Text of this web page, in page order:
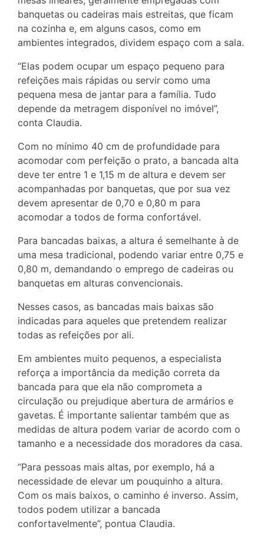
banquetas ou cadeiras mais estreitas, que ficam
na cozinha e, em alguns casos, como em
ambientes integrados, dividem espaço com a sala.
“Elas podem ocupar um espaço pequeno para
refeições mais rápidas ou servir como uma
pequena mesa de jantar para a família. Tudo
depende da metragem disponível no imóvel”,
conta Claudia.
Com no mínimo 40 cm de profundidade para
acomodar com perfeição o prato, a bancada alta
deve ter entre 1 e 1,15 m de altura e devem ser
acompanhadas por banquetas, que por sua vez
devem apresentar de 0,70 e 0,80 m para
acomodar a todos de forma confortável.
Para bancadas baixas, a altura é semelhante à de
uma mesa tradicional, podendo variar entre 0,75 e
0,80 m, demandando o emprego de cadeiras ou
banquetas em alturas convencionais.
Nesses casos, as bancadas mais baixas são
indicadas para aqueles que pretendem realizar
todas as refeições por ali.
Em ambientes muito pequenos, a especialista
reforça a importância da medição correta da
bancada para que ela não comprometa a
circulação ou prejudique abertura de armários e
gavetas. É importante salientar também que as
medidas de altura podem variar de acordo com o
tamanho e a necessidade dos moradores da casa.
“Para pessoas mais altas, por exemplo, há a
necessidade de elevar um pouquinho a altura.
Com os mais baixos, o caminho é inverso. Assim,
todos podem utilizar a bancada
confortavelmente”, pontua Claudia.